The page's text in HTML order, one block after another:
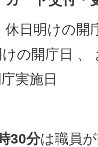
休日明けの
の開庁日 、
実施日
30分は職員